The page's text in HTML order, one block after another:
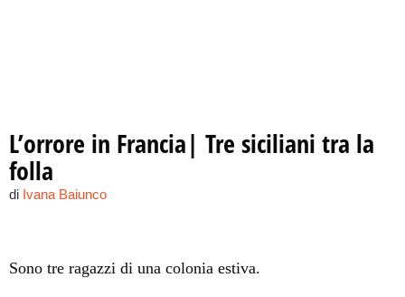
L’orrore in Francia| Tre siciliani tra la
folla
di Ivana Baiunco
Sono tre ragazzi di una colonia estiva.